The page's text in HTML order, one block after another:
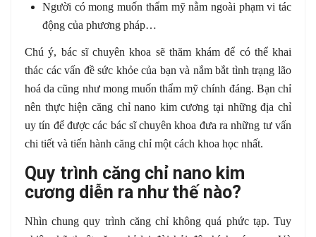
Người có mong muốn thẩm mỹ nằm ngoài phạm vi tác
động của phương pháp…
Chú ý, bác sĩ chuyên khoa sẽ thăm khám để có thể khai
thác các vấn đề sức khỏe của bạn và nắm bắt tình trạng lão
hoá da cũng như mong muốn thẩm mỹ chính đáng. Bạn chỉ
nên thực hiện căng chỉ nano kim cương tại những địa chỉ
uy tín để được các bác sĩ chuyên khoa đưa ra những tư vấn
chi tiết và tiến hành căng chỉ một cách khoa học nhất.
Quy trình căng chỉ nano kim
cương diễn ra như thế nào?
Nhìn chung quy trình căng chỉ không quá phức tạp. Tuy